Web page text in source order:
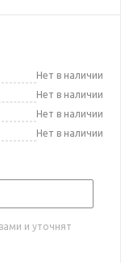
Нет в наличии
Нет в наличии
Нет в наличии
Нет в наличии
и уточнят